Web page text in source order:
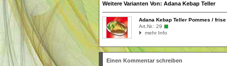
Weitere Varianten Von: Adana Kebap Teller
Adana Kebap Teller Pommes / frise
Art.Nr.: 29
mehr Info
Einen Kommentar schreiben